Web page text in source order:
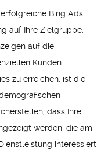
Bing Ads
auf Ihre Zielgruppe.
auf die
Kunden
zu erreichen, ist die
dass Ihre
werden, die am
interessiert